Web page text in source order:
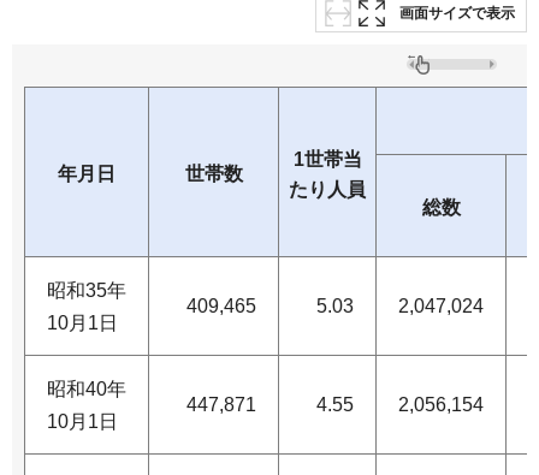
画面サイズで表示
年月日 世帯数
1世帯当
たり人員
総数
昭和35年
10月1日
409,465 5.03 2,047,024
昭和40年
10月1日
447,871 4.55 2,056,154